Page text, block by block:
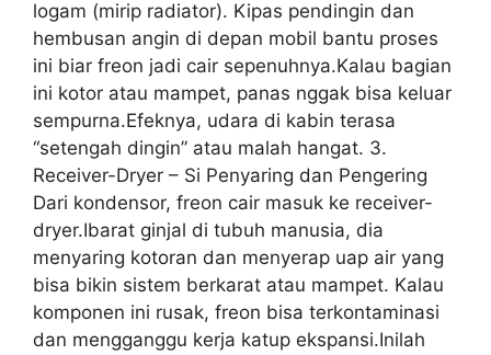
logam (mirip radiator). Kipas pendingin dan
hembusan angin di depan mobil bantu proses
ini biar freon jadi cair sepenuhnya.Kalau bagian
ini kotor atau mampet, panas nggak bisa keluar
sempurna.Efeknya, udara di kabin terasa
“setengah dingin” atau malah hangat. 3.
Receiver-Dryer – Si Penyaring dan Pengering
Dari kondensor, freon cair masuk ke receiver-
dryer.Ibarat ginjal di tubuh manusia, dia
menyaring kotoran dan menyerap uap air yang
bisa bikin sistem berkarat atau mampet. Kalau
komponen ini rusak, freon bisa terkontaminasi
dan mengganggu kerja katup ekspansi.Inilah